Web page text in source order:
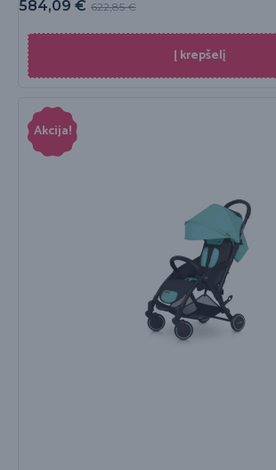
622,85€
584,09 €
Į krepšelį
Akcija!